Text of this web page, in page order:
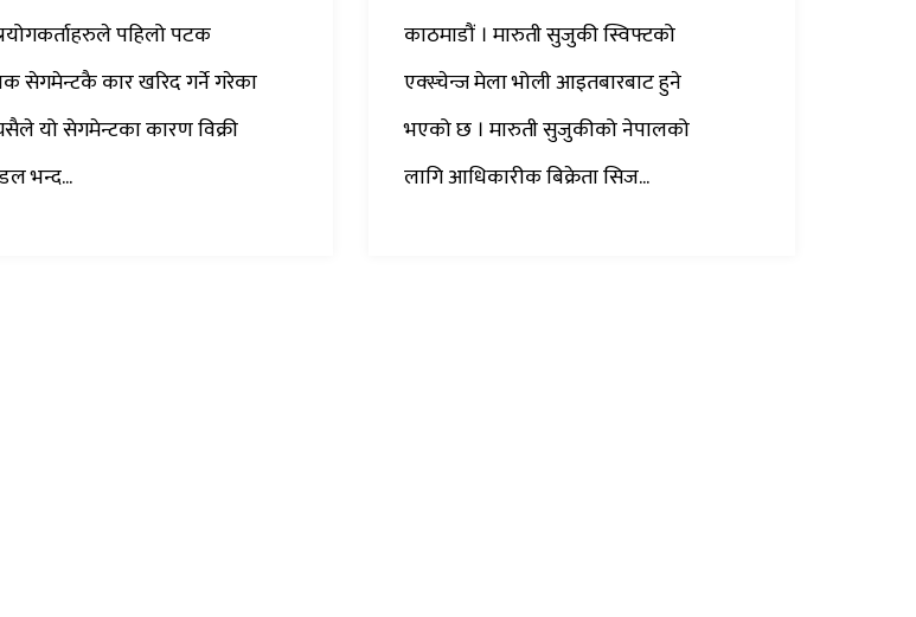
पहिलो पटक
सेगमेन्टकै कार खरिद गर्ने गरेका
यो सेगमेन्टका कारण विक्री
भन्द...
काठमाडौं । मारुती सुजुकी स्विफ्टको
एक्स्चेन्ज मेला भोली आइतबारबाट हुने
भएको छ । मारुती सुजुकीको नेपालको
लागि आधिकारीक बिक्रेता सिज...